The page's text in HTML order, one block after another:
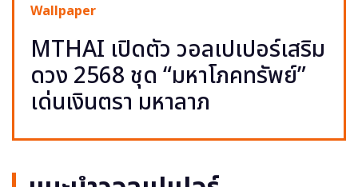
Wallpaper
MTHAI เปิดตัว วอลเปเปอร์เสริม
ดวง 2568 ชุด “มหาโภคทรัพย์”
เด่นเงินตรา มหาลาภ